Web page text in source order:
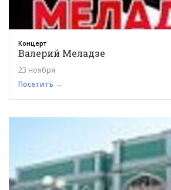
Концерт
Валерий Меладзе
23 ноября
Посетить →